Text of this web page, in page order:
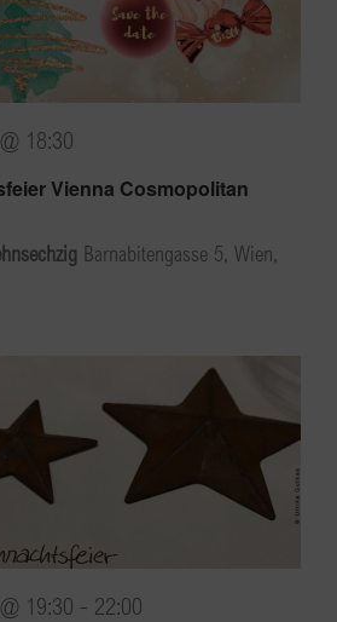
Vienna Cosmopolitan
18:30
Barnabitengasse 5, Wien,
19:30 - 22:00